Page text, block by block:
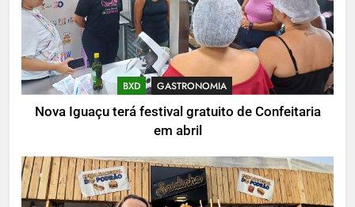
BXD GASTRONOMIA
Nova Iguaçu terá festival gratuito de Confeitaria
em abril